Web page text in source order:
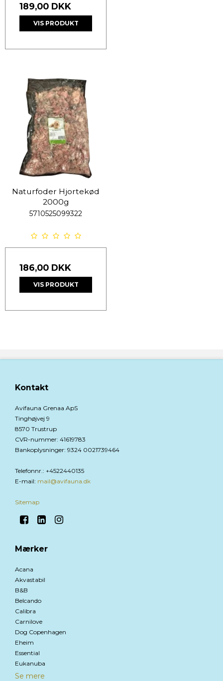
189,00 DKK
VIS PRODUKT
Naturfoder Hjortekød
2000g
5710525099322
186,00 DKK
VIS PRODUKT
Kontakt
Avifauna Grenaa ApS
Tinghøjvej 9
8570 Trustrup
CVR-nummer: 41619783
Bankoplysninger: 9324 0021739464
Telefonnr. : +4522440135
E-mail: mail@avifauna.dk
Sitemap
Mærker
Acana
Akvastabil
B&B
Belcando
Calibra
Carnilove
Dog Copenhagen
Eheim
Essential
Eukanuba
Se mere